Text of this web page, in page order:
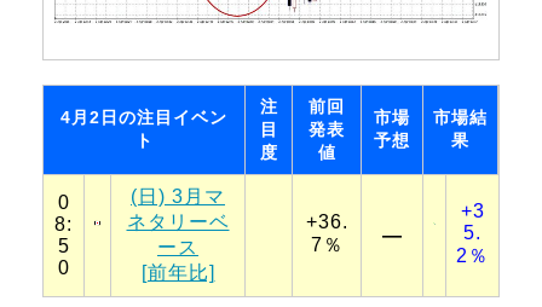
4月2日の注目イベン
ト
注
目
度
前回
発表
値
市場
予想
市場結
果
0
8:
5
0
(日) 3月マ
ネタリーベ
ース
[前年比]
+36.
7％
―
+3
5.
2％